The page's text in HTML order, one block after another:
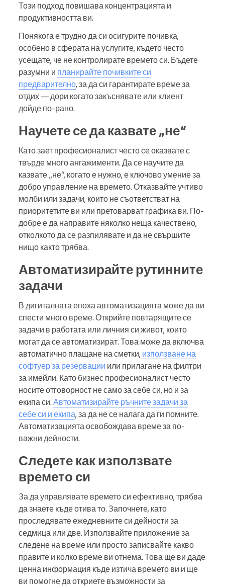
Този подход повишава концентрацията и
продуктивността ви.
Понякога е трудно да си осигурите почивка,
особено в сферата на услугите, където често
усещате, че не контролирате времето си. Бъдете
разумни и планирайте почивките си
предварително, за да си гарантирате време за
отдих — дори когато закъснявате или клиент
дойде по-рано.
Научете се да казвате „не“
Като зает професионалист често се оказвате с
твърде много ангажименти. Да се научите да
казвате „не“, когато е нужно, е ключово умение за
добро управление на времето. Отказвайте учтиво
молби или задачи, които не съответстват на
приоритетите ви или претоварват графика ви. По-
добре е да направите няколко неща качествено,
отколкото да се разпилявате и да не свършите
нищо както трябва.
Автоматизирайте рутинните
задачи
В дигиталната епоха автоматизацията може да ви
спести много време. Открийте повтарящите се
задачи в работата или личния си живот, които
могат да се автоматизират. Това може да включва
автоматично плащане на сметки, използване на
софтуер за резервации или прилагане на филтри
за имейли. Като бизнес професионалист често
носите отговорност не само за себе си, но и за
екипа си. Автоматизирайте ръчните задачи за
себе си и екипа, за да не се налага да ги помните.
Автоматизацията освобождава време за по-
важни дейности.
Следете как използвате
времето си
За да управлявате времето си ефективно, трябва
да знаете къде отива то. Започнете, като
проследявате ежедневните си дейности за
седмица или две. Използвайте приложение за
следене на време или просто записвайте какво
правите и колко време ви отнема. Това ще ви даде
ценна информация къде изтича времето ви и ще
ви помогне да откриете възможности за